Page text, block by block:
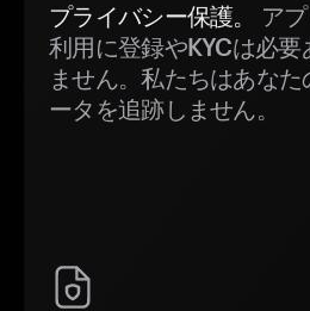
プライバシー保護。
ア
利用に登録やKYCは必要
ません。私たちはあなた
ータを追跡しません。